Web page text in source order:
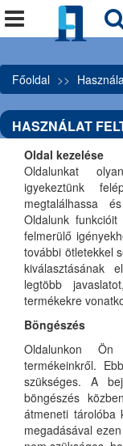
Főoldal
HASZNÁLAT
Oldal kezelése
Oldalunkat
igyekeztünk
megtalálhassa
Oldalunk
felmerülő
további ötletekkel
kiválasztásának
legtöbb
termékekre
Böngészés
Oldalunkon
termékeinkről.
szükséges. A
böngészés
átmeneti tárolóba
megadásával